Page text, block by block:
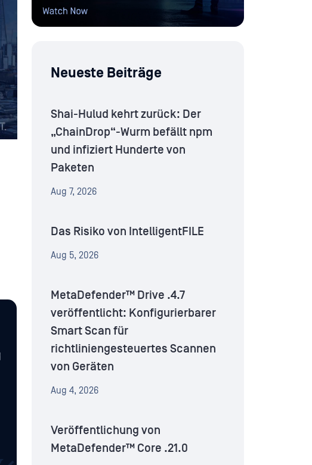
Neueste Beiträge
Shai-Hulud kehrt zurück: Der
„ChainDrop“-Wurm befällt npm
und infiziert Hunderte von
Paketen
Aug 7, 2026
Das Risiko von IntelligentFILE
Aug 5, 2026
MetaDefender™ Drive .4.7
veröffentlicht: Konfigurierbarer
Smart Scan für
richtliniengesteuertes Scannen
von Geräten
Aug 4, 2026
Veröffentlichung von
MetaDefender™ Core .21.0